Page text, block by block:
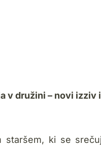
v družini – novi izziv
staršem, ki se